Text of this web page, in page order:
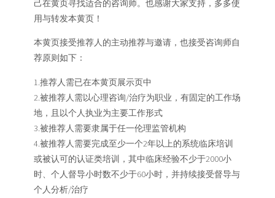
己在黄页寻找适合的咨询师。也感谢大家支持，多多使
用与转发本黄页！
本黄页接受推荐人的主动推荐与邀请，也接受咨询师自
荐原则如下：
1.推荐人需已在本黄页展示页中
2.被推荐人需以心理咨询/治疗为职业，有固定的工作场
地，且以个人执业为主要工作形式
3.被推荐人需要隶属于任一伦理监管机构
4.被推荐人需要完成至少一个2年以上的系统临床培训
或被认可的认证类培训，其中临床经验不少于2000小
时、个人督导小时数不少于60小时，并持续接受督导与
个人分析/治疗